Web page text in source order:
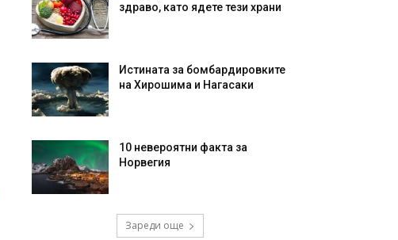
здраво, като ядете тези храни
Истината за бомбардировките
на Хирошима и Нагасаки
10 невероятни факта за
Норвегия
Зареди още